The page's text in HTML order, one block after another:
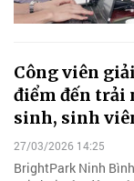
Công viên
điểm đến trải
sinh, sinh
27/03/2026 14:25
BrightPark Ninh